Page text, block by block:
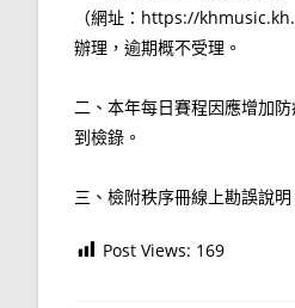
（網址：https://
辦理，逾期概不受理。
二、本年每日賽程因應增加
到檢錄。
三、檢附秩序冊線上勘誤說
Post Views: 169